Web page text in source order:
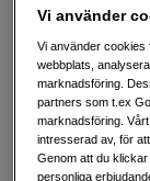
11 790
Antal
Delbetala från
Vi använder
Vi använder cookies
webbplats,
marknadsföring.
partners som t.ex
marknadsföring.
intresserad av, för
Genom att du
personliga